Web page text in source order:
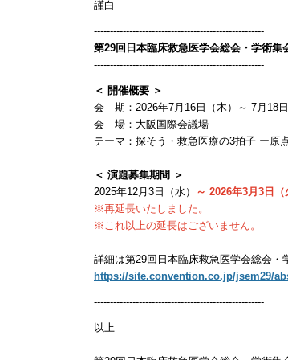
謹白
-----------------------------------------------------
第29回日本臨床救急医学会総会・学術集
-----------------------------------------------------
＜ 開催概要 ＞
会 期：2026年7月16日（木）～ 7月18日
会 場：大阪国際会議場
テーマ：探そう・救急医療の3拍子 ー原
＜ 演題募集期間 ＞
2025年12月3日（水）
～ 2026年3月3日
※再延長いたしました。
※これ以上の延長はございません。
詳細は第29回日本臨床救急医学会総会・
https://site.convention.co.jp/jsem29/
-----------------------------------------------------
以上